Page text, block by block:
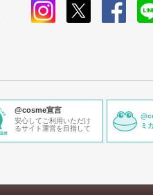
@cosme宣言
安心してご利用いただけ
るサイト運営を目指して
ミ